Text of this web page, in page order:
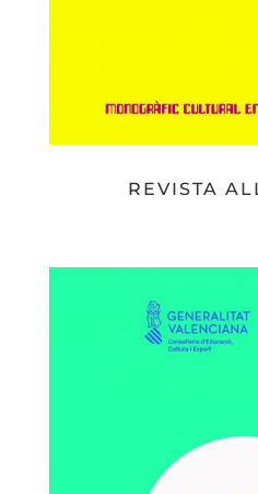
REVISTA